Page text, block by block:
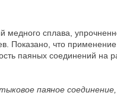
медного сплава,
Показано, что
паяных соединений на
паяное